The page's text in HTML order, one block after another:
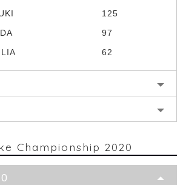
125
97
62
Championship 2020